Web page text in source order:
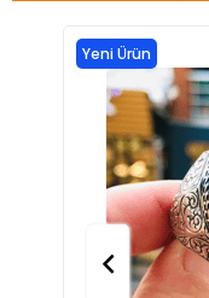
Yeni Ürün